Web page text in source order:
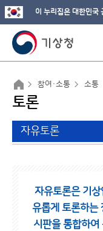
이 누리집은 대한민국
참여·소통 소통
토론
자유토론
자유토론은 기
유롭게 토론하는
시판을 통합하여